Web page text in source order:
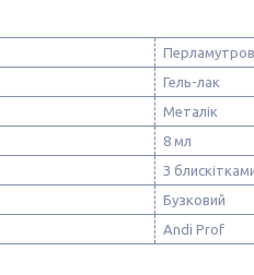
Гель-лак
Металік
8 мл
З
Бузковий
Andi Prof